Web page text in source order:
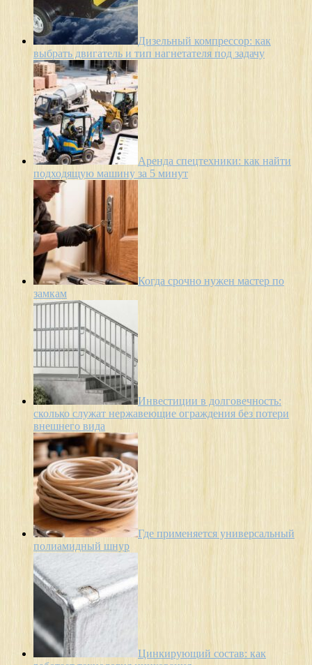
Дизельный компрессор: как
выбрать двигатель и тип нагнетателя под задачу
Аренда спецтехники: как найти
подходящую машину за 5 минут
Когда срочно нужен мастер по
замкам
Инвестиции в долговечность:
сколько служат нержавеющие ограждения без потери
внешнего вида
Где применяется универсальный
полиамидный шнур
Цинкирующий состав: как